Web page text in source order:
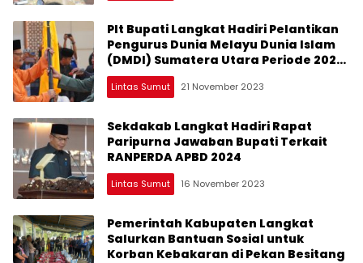
Plt Bupati Langkat Hadiri Pelantikan
Pengurus Dunia Melayu Dunia Islam
(DMDI) Sumatera Utara Periode 2023-
2026
Lintas Sumut 21 November 2023
Sekdakab Langkat Hadiri Rapat
Paripurna Jawaban Bupati Terkait
RANPERDA APBD 2024
Lintas Sumut 16 November 2023
Pemerintah Kabupaten Langkat
Salurkan Bantuan Sosial untuk
Korban Kebakaran di Pekan Besitang